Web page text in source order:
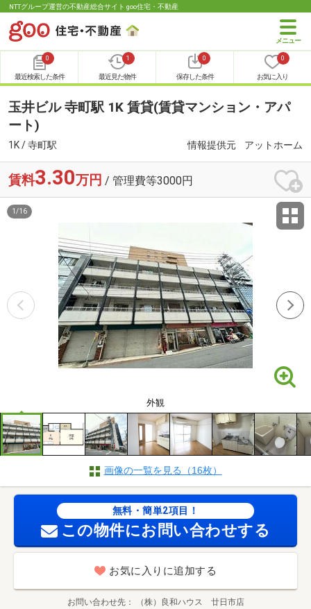
NTTグループ運営の不動産総合サイト goo住宅・不動産
0
最近検索した条件
1
最近見た物件
0
保存した条件
0
お気に入り
玉井ビル 寺町駅 1K 賃貸(賃貸マンション・アパ
ート)
1K / 寺町駅 情報提供元 アットホーム
賃料3.30万円 / 管理費等3000円
外観
1 /16
画像の一覧を見る（16枚）
無料・簡単2項目！
この物件にお問い合わせする
お気に入りに追加する
お問い合わせ先 （株）良和ハウス 廿日市店